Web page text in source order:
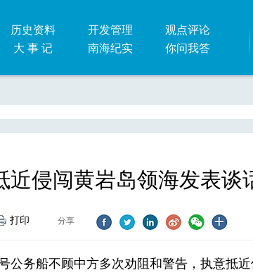
历史资料 开发管理
观点评论
大 事 记 南海纪实 你问我答
近侵闯黄岩岛领海发表谈
打印 分享
公务船不顾中方多次劝阻和警告，执意抵近